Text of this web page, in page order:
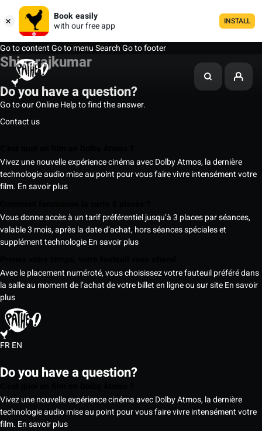
Book easily
with our free app
INSTALL
Go to contentGo to menuSearchGo to footer
Shivarajkumar
Do you have a question?
Go to our Online Help to find the answer.
Contact us
Vivez une nouvelle expérience cinéma avec Dolby Atmos, la dernière
technologie audio mise au point pour vous faire vivre intensément votre
film. En savoir plus
Vous donne accès à un tarif préférentiel jusqu’à 3 places par séances,
valable 3 mois, après la date d’achat, hors séances spéciales et
supplément technologieEn savoir plus
Avec le placement numéroté, vous choisissez votre fauteuil préféré dans
la salle au moment de l’achat de votre billet en ligne ou sur siteEn savoir
plus
FREN
Do you have a question?
Vivez une nouvelle expérience cinéma avec Dolby Atmos, la dernière
technologie audio mise au point pour vous faire vivre intensément votre
film. En savoir plus